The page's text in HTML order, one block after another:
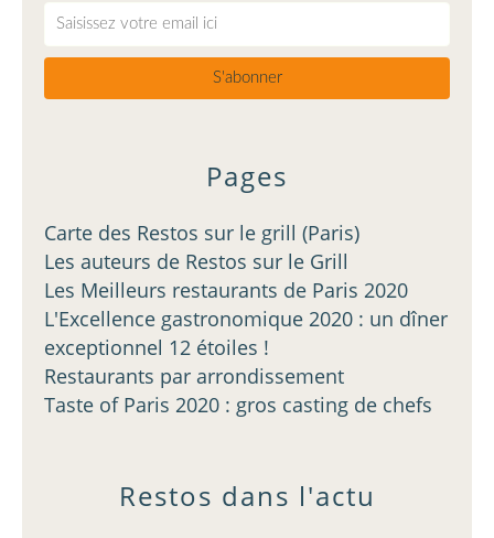
Pages
Carte des Restos sur le grill (Paris)
Les auteurs de Restos sur le Grill
Les Meilleurs restaurants de Paris 2020
L'Excellence gastronomique 2020 : un dîner
exceptionnel 12 étoiles !
Restaurants par arrondissement
Taste of Paris 2020 : gros casting de chefs
Restos dans l'actu